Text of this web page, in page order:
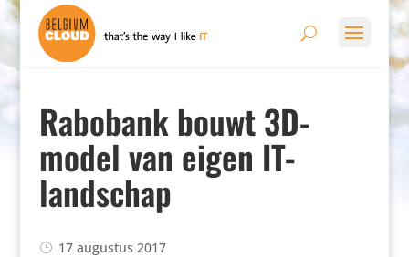
Rabobank bouwt 3D-
model van eigen IT-
landschap
17 augustus 2017